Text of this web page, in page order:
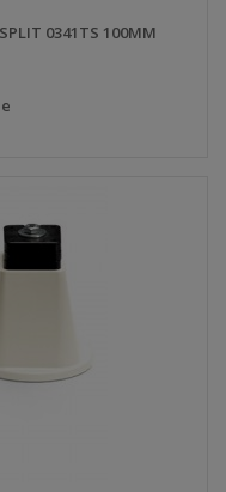
0341TS 100MM